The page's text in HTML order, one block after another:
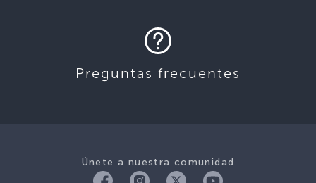
Preguntas frecuentes
Únete a nuestra comunidad